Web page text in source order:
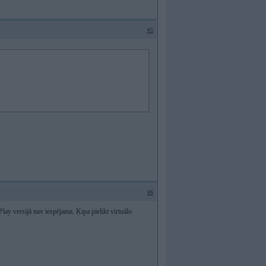
#5
#6
versijā nav iespējama. Ķipa pielikt virtuālo